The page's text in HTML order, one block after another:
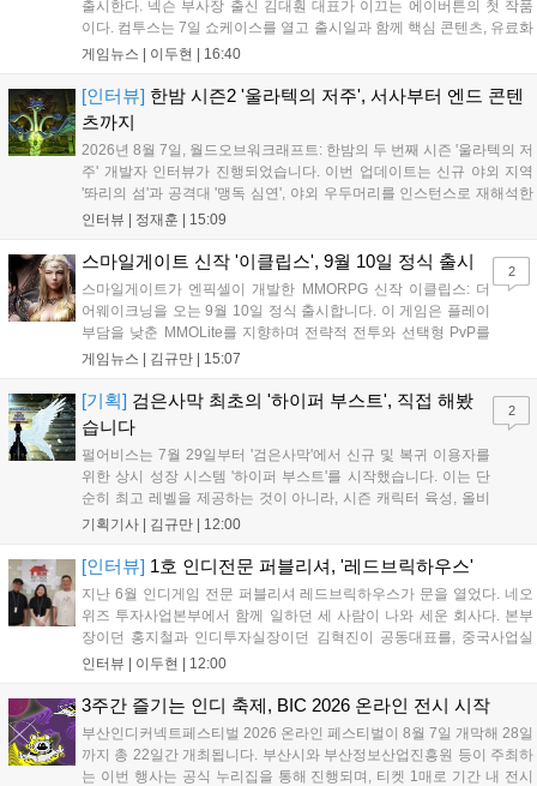
출시한다. 넥슨 부사장 출신 김대훤 대표가 이끄는 에이버튼의 첫 작품
이다. 컴투스는 7일 쇼케이스를 열고 출시일과 함께 핵심 콘텐츠, 유료화
정책, 운영 방향을 공개했다. 캐릭터명 선점은 8월 13일 오후 8시 시작한
게임뉴스 | 이두현 16:40
[인터뷰] 한밤 시즌2 '울라텍의 저주', 서사부터 엔드 콘텐
츠까지
2026년 8월 7일, 월드오브워크래프트: 한밤의 두 번째 시즌 '울라텍의 저
주' 개발자 인터뷰가 진행되었습니다. 이번 업데이트는 신규 야외 지역
'똬리의 섬'과 공격대 '맹독 심연', 야외 우두머리를 인스턴스로 재해석한
'소굴'을 포함합니다. 개발진은 하우징 시스템 개선 및 신화+ 던전 로테이
를 표했습니다....
인터뷰 | 정재훈 15:09
스마일게이트 신작 '이클립스', 9월 10일 정식 출시
스마일게이트가 엔픽셀이 개발한 MMORPG 신작 이클립스: 더
어웨이크닝을 오는 9월 10일 정식 출시합니다. 이 게임은 플레이
부담을 낮춘 MMOLite를 지향하며 전략적 전투와 선택형 PvP를
특징으로 합니다. 현재 공식 홈페이지와 앱 마켓에서 사전등록을
니다. 또한 카카오톡 채널 추가 시 주차별 스페셜 쿠폰과 한정 스
킨, 경품 이벤트 등 풍성한 혜택을 마련해 이용자들의 기대를 모
으고 있습니다....
게임뉴스 | 김규만 15:07
2
[기획] 검은사막 최초의 '하이퍼 부스트', 직접 해봤
습니다
펄어비스는 7월 29일부터 '검은사막'에서 신규 및 복귀 이용자를
위한 상시 성장 시스템 '하이퍼 부스트'를 시작했습니다. 이는 단
순히 최고 레벨을 제공하는 것이 아니라, 시즌 캐릭터 육성, 올비
아 아카데미 수료, 아침의 나라 설화 진행 등 4단계 과정을 통해
용자는 과제를 완수하며 동(V) 투발라 장비와 검은별 무기, 카라
자드 장신구 등을 획득해 주요 콘텐츠에 진입할 수 있습니다....
기획기사 | 김규만 12:00
2
[인터뷰] 1호 인디전문 퍼블리셔, '레드브릭하우스'
지난 6월 인디게임 전문 퍼블리셔 레드브릭하우스가 문을 열었다. 네오
위즈 투자사업본부에서 함께 일하던 세 사람이 나와 세운 회사다. 본부
장이던 홍지철과 인디투자실장이던 김혁진이 공동대표를, 중국사업실
장이던 이민정이 이사를 맡았다. 출범 한 달여 만에 위메이드맥스의 전
들어왔다. 서비스 중인...
인터뷰 | 이두현 12:00
3주간 즐기는 인디 축제, BIC 2026 온라인 전시 시작
부산인디커넥트페스티벌 2026 온라인 페스티벌이 8월 7일 개막해 28일
까지 총 22일간 개최됩니다. 부산시와 부산정보산업진흥원 등이 주최하
는 이번 행사는 공식 누리집을 통해 진행되며, 티켓 1매로 기간 내 전시